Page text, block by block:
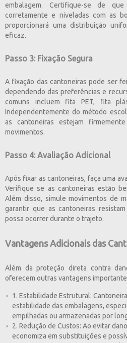
embalagem. Certifique-se de
corretamente e niveladas com as
proporcionará uma distribuição
eficaz.
Passo 3: Fixação Segura
A fixação das cantoneiras pode ser
dependendo das preferências e
comuns incluem fita PET, fita
Independentemente do método
as cantoneiras estejam
movimentos.
Passo 4: Avaliação Adicional
Após fixar as cantoneiras, faça uma
Verifique se as cantoneiras estão
Além disso, simule movimentos de
garantir que as cantoneiras
possa ocorrer durante o trajeto.
Vantagens Adicionais das
Além da proteção direta contra
oferecem outras vantagens
1. Estabilidade Estrutural:
estabilidade das embalagens,
empilhadas ou armazenadas por
2. Redução de Custos: Ao evitar
economiza em substituições e